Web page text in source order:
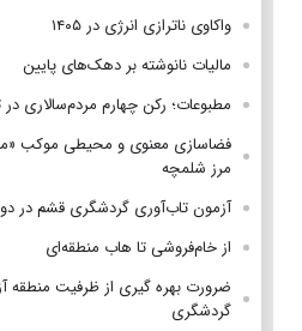
واکاوی ناترازی انرژی در ۱۴۰۵
مالیات نانوشته بر دهک‌های پایین
مطبوعات؛ رکن چهارم مردم‌سالاری در
فضاسازی معنوی و محیطی موکب
مرز شلمچه
آزمون تاب‌آوری گردشگری قشم در
از خام‌فروشی تا هاب منطقه‌ای
ضرورت بهره گیری از ظرفیت منطقه
گردشگری